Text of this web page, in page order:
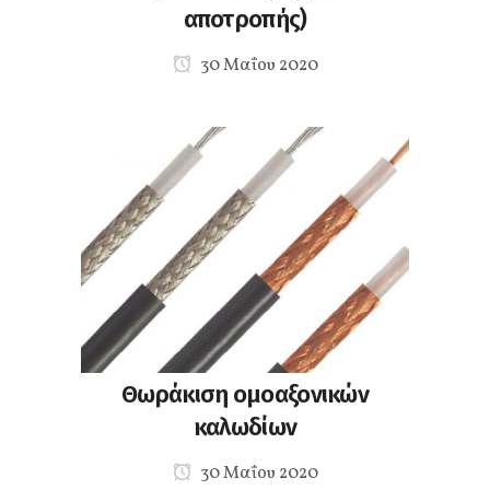
αποτροπής)
30 Μαΐου 2020
Θωράκιση ομοαξονικών
καλωδίων
30 Μαΐου 2020